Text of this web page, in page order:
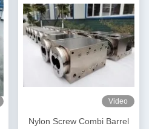
Video
Nylon Screw Combi Barrel